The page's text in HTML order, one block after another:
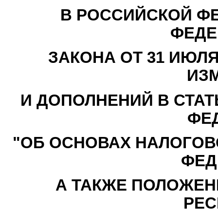
В РОССИЙСКОЙ
ЗАКОНА ОТ 31
И ДОПОЛНЕНИЙ В
"ОБ ОСНОВАХ
А ТАКЖЕ